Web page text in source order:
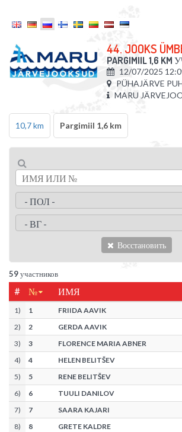
44. JOOKS
PARGIMIIL 1,6 KM
12/07/2025
PÜHAJÄRVE
MARU
10,7 km Pargimiil 1,6 km
Восстановить
59участников
# № ИМЯ
1) 1
FRIIDA AAVIK
2) 2
GERDA AAVIK
3) 3
FLORENCE MARIA ABNER
4) 4
HELEN BELITŠEV
5) 5
RENE BELITŠEV
6) 6
TUULI DANILOV
7) 7
SAARA KAJARI
8) 8
GRETE KALDRE